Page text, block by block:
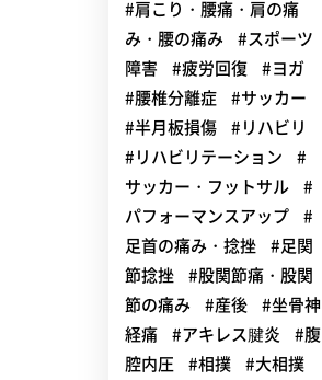
#肩こり・腰痛・肩の痛
み・腰の痛み
#スポーツ
障害
#疲労回復
#ヨガ
#腰椎分離症
#サッカー
#半月板損傷
#リハビリ
#リハビリテーション
#
サッカー・フットサル
#
パフォーマンスアップ
#
足首の痛み・捻挫
#足関
節捻挫
#股関節痛・股関
節の痛み
#産後
#坐骨神
経痛
#アキレス腱炎
#腹
腔内圧
#相撲
#大相撲